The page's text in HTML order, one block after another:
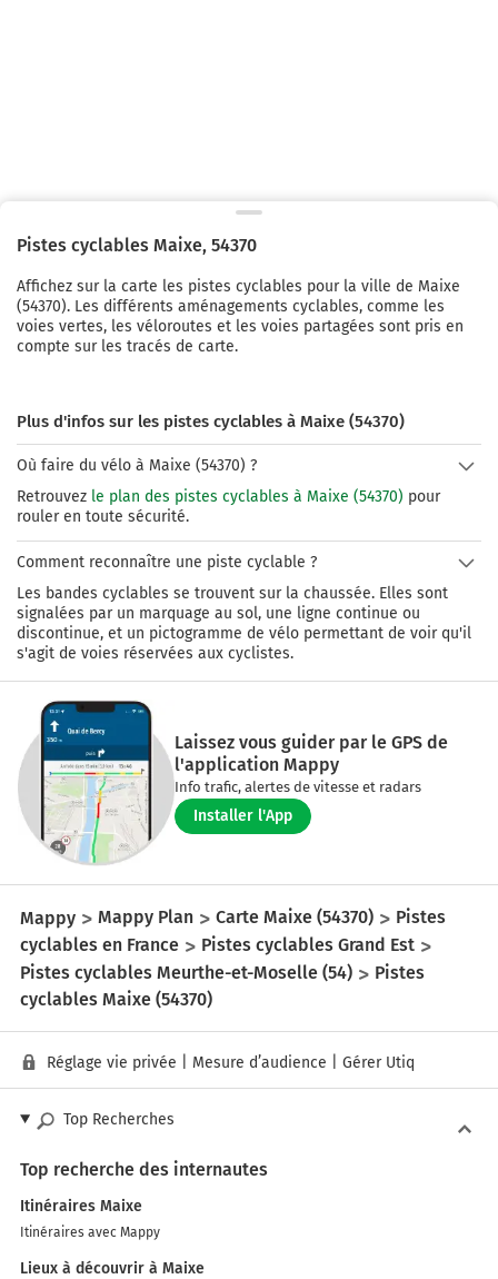
Pistes cyclables Maixe, 54370
Affichez sur la carte les pistes cyclables pour la ville de Maixe
(54370). Les différents aménagements cyclables, comme les
voies vertes, les véloroutes et les voies partagées sont pris en
compte sur les tracés de carte.
Plus d'infos sur les pistes cyclables à Maixe (54370)
Où faire du vélo à Maixe (54370) ?
Retrouvez le plan des pistes cyclables à Maixe (54370) pour
rouler en toute sécurité.
Comment reconnaître une piste cyclable ?
Les bandes cyclables se trouvent sur la chaussée. Elles sont
signalées par un marquage au sol, une ligne continue ou
discontinue, et un pictogramme de vélo permettant de voir qu'il
s'agit de voies réservées aux cyclistes.
Laissez vous guider par le GPS de
l'application Mappy
Info trafic, alertes de vitesse et radars
Installer l'App
Mappy Mappy Plan Carte Maixe (54370)
Pistes
cyclables en France
Pistes cyclables Grand Est
Pistes cyclables Meurthe-et-Moselle (54)
Pistes
cyclables Maixe (54370)
Réglage vie privée Mesure d’audience Gérer Utiq
Top Recherches
Top recherche des internautes
Itinéraires Maixe
Itinéraires avec Mappy
Lieux à découvrir à Maixe